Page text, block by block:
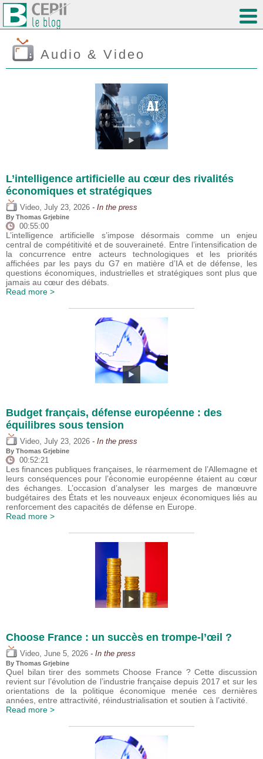
Audio & Video
L’intelligence artificielle au cœur des rivalités
économiques et stratégiques
Video July 23, 2026 - In the press
By Thomas Grjebine
00:55:00
L’intelligence artificielle s’impose désormais comme un enjeu
central de compétitivité et de souveraineté. Entre l’intensification de
la concurrence entre acteurs technologiques et les priorités
affichées par les pays du G7 en matière d’IA et de défense, les
questions économiques, industrielles et stratégiques sont plus que
jamais au cœur des débats.
Read more >
Budget français, défense européenne : des
équilibres sous tension
Video July 23, 2026 - In the press
By Thomas Grjebine
00:52:21
Les finances publiques françaises, le réarmement de l’Allemagne et
leurs conséquences pour l’économie européenne étaient au cœur
des échanges. L’occasion d’analyser les marges de manœuvre
budgétaires des États et les nouveaux enjeux économiques liés au
renforcement des capacités de défense en Europe.
Read more >
Choose France : un succès en trompe-l’œil ?
Video June 5, 2026 - In the press
By Thomas Grjebine
Quel bilan tirer des sommets Choose France ? Cette discussion
revient sur l’évolution de l’industrie française depuis 2017 et sur les
orientations de la politique économique menée ces dernières
années, entre attractivité, réindustrialisation et soutien à l’activité.
Read more >